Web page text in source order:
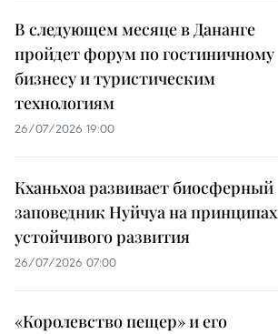
В следующем месяце в Дананге
пройдет форум по гостиничному
бизнесу и туристическим
технологиям
26/07/2026 19:00
Кханьхоа развивает биосферный
заповедник Нуйчуа на принципах
устойчивого развития
26/07/2026 07:00
«Королевство пещер» и его